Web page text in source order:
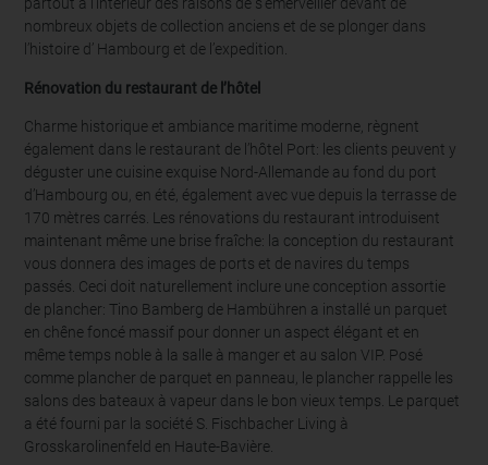
partout à l’interieur des raisons de s’émerveiller devant de
nombreux objets de collection anciens et de se plonger dans
l’histoire d’ Hambourg et de l’expedition.
Rénovation du restaurant de l’hôtel
Charme historique et ambiance maritime moderne, règnent
également dans le restaurant de l’hôtel Port: les clients peuvent y
déguster une cuisine exquise Nord-Allemande au fond du port
d’Hambourg ou, en été, également avec vue depuis la terrasse de
170 mètres carrés. Les rénovations du restaurant introduisent
maintenant même une brise fraîche: la conception du restaurant
vous donnera des images de ports et de navires du temps
passés. Ceci doit naturellement inclure une conception assortie
de plancher: Tino Bamberg de Hambühren a installé un parquet
en chêne foncé massif pour donner un aspect élégant et en
même temps noble à la salle à manger et au salon VIP. Posé
comme plancher de parquet en panneau, le plancher rappelle les
salons des bateaux à vapeur dans le bon vieux temps. Le parquet
a été fourni par la société S. Fischbacher Living à
Grosskarolinenfeld en Haute-Bavière.